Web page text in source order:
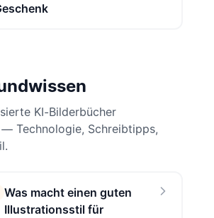
KI-Bilderbücher
Technologie, Schreibtipps,
Was macht einen guten
Illustrationsstil für